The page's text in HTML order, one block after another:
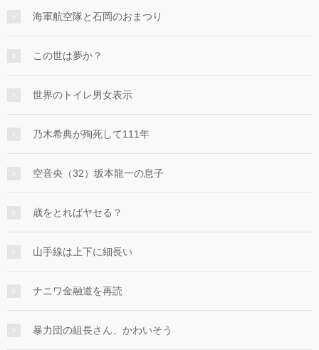
海軍航空隊と石岡のおまつり
この世は夢か？
世界のトイレ男女表示
乃木希典が殉死して111年
空音央（32）坂本龍一の息子
歳をとればヤセる？
山手線は上下に細長い
ナニワ金融道を再読
暴力団の組長さん、かわいそう